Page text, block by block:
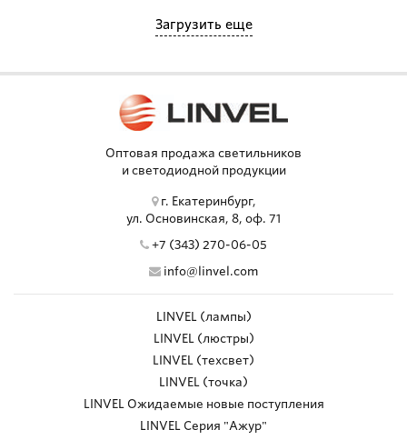
Загрузить еще
Оптовая продажа светильников
и светодиодной продукции
г. Екатеринбург,
ул. Основинская, 8, оф. 71
+7 (343) 270-06-05
info@linvel.com
LINVEL (лампы)
LINVEL (люстры)
LINVEL (техсвет)
LINVEL (точка)
LINVEL Ожидаемые новые поступления
LINVEL Серия "Ажур"